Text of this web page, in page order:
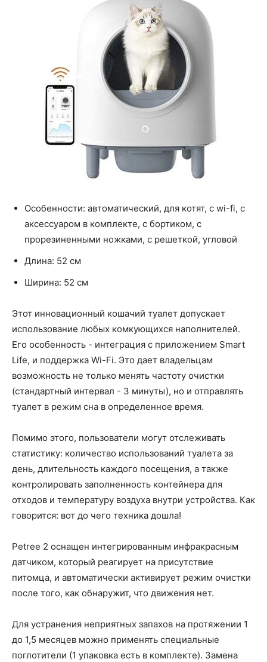
Особенности: автоматический, для котят, с wi-fi, с
аксессуаром в комплекте, с бортиком, с
прорезиненными ножками, с решеткой, угловой
Длина: 52 см
Ширина: 52 см
Этот инновационный кошачий туалет допускает
использование любых комкующихся наполнителей.
Его особенность - интеграция с приложением Smart
Life, и поддержка Wi-Fi. Это дает владельцам
возможность не только менять частоту очистки
(стандартный интервал - 3 минуты), но и отправлять
туалет в режим сна в определенное время.
Помимо этого, пользователи могут отслеживать
статистику: количество использований туалета за
день, длительность каждого посещения, а также
контролировать заполненность контейнера для
отходов и температуру воздуха внутри устройства. Как
говорится: вот до чего техника дошла!
Petree 2 оснащен интегрированным инфракрасным
датчиком, который реагирует на присутствие
питомца, и автоматически активирует режим очистки
после того, как обнаружит, что движения нет.
Для устранения неприятных запахов на протяжении 1
до 1,5 месяцев можно применять специальные
поглотители (1 упаковка есть в комплекте). Замена